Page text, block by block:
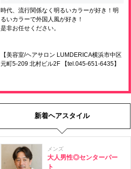
時代、流行関係なく明るいカラーが好き！明
るいカラーで外国人風が好き！
是非お任せください。
【美容室/ヘアサロン LUMDERICA横浜市中区
元町5-209 北村ビル2F 【tel.045-651-6435】
新着ヘアスタイル
メンズ
大人男性◎センターパー
ト